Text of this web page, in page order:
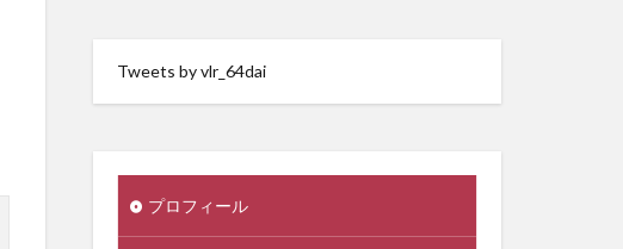
Tweets by vlr_64dai
プロフィール